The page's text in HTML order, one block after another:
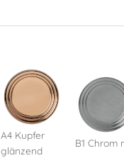
A4 Kupfer
glänzend
B1 Chrom